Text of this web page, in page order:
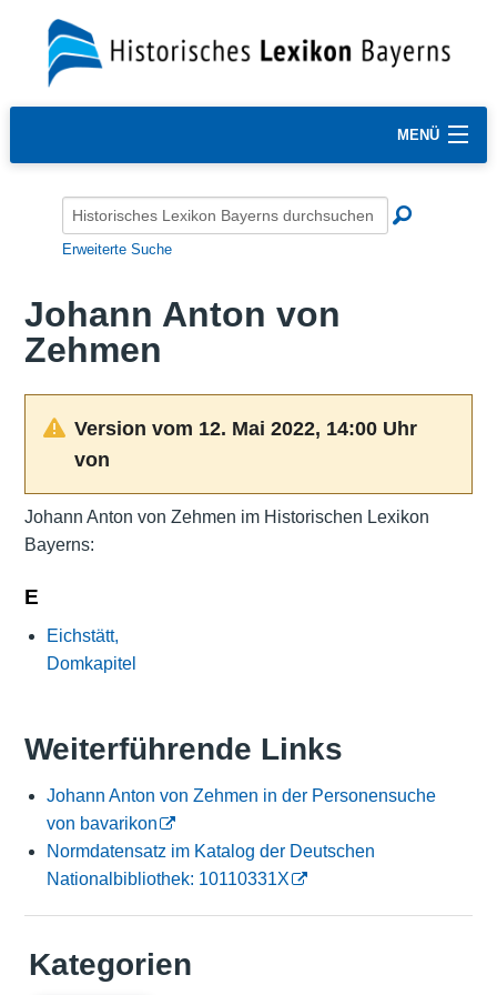
MENÜ
Erweiterte Suche
Johann Anton von
Zehmen
Version vom 12. Mai 2022, 14:00 Uhr
von
Johann Anton von Zehmen im Historischen Lexikon
Bayerns:
E
Eichstätt,
Domkapitel
Weiterführende Links
Johann Anton von Zehmen in der Personensuche
von bavarikon
Normdatensatz im Katalog der Deutschen
Nationalbibliothek: 10110331X
Kategorien